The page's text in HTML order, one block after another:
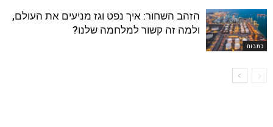
כתבות
הזהב השחור: איך נפט וגז מניעים את העולם,
ולמה זה קשור למלחמה שלנו?